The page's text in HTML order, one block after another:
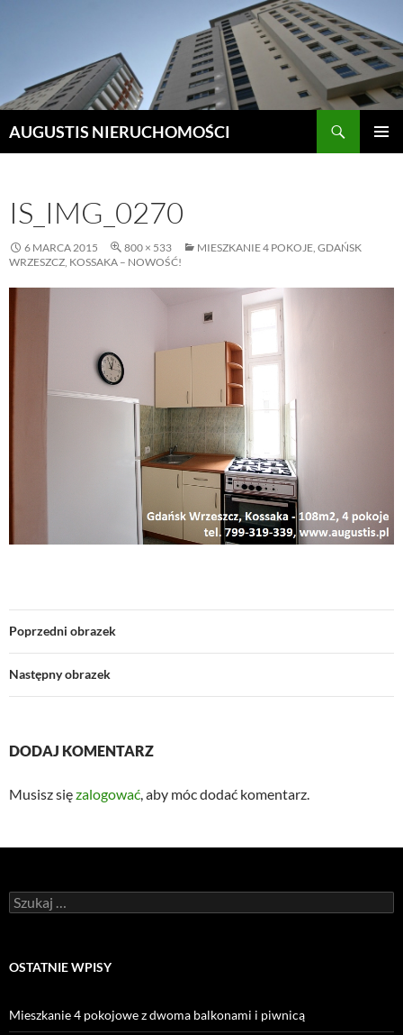
AUGUSTIS NIERUCHOMOŚCI
IS_IMG_0270
6 MARCA 2015 800 × 533
MIESZKANIE 4 POKOJE, GDAŃSK
WRZESZCZ, KOSSAKA – NOWOŚĆ!
Poprzedni obrazek
Następny obrazek
DODAJ KOMENTARZ
Musisz sięzalogować, aby móc dodać komentarz.
Szukaj:
OSTATNIE WPISY
Mieszkanie 4 pokojowe z dwoma balkonami i piwnicą